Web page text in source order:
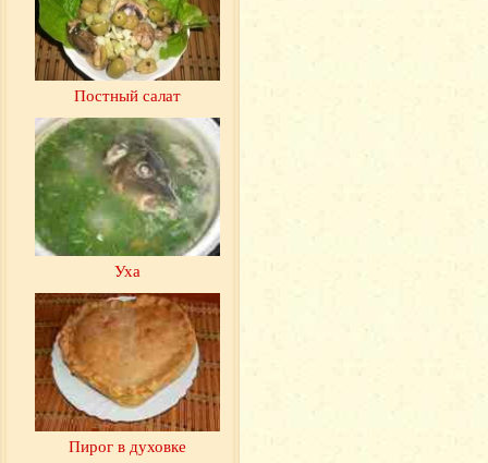
Постный салат
Уха
Пирог в духовке